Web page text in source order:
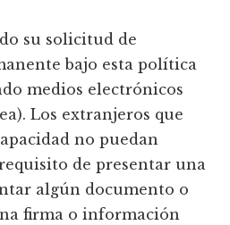
su solicitud de
bajo esta política
medios electrónicos
Los extranjeros que
no puedan
de presentar una
algún documento o
firma o información